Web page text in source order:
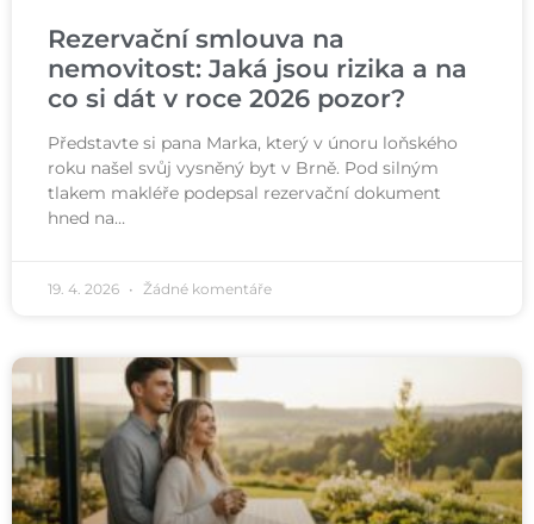
Rezervační smlouva na
nemovitost: Jaká jsou rizika a na
co si dát v roce 2026 pozor?
Představte si pana Marka, který v únoru loňského
roku našel svůj vysněný byt v Brně. Pod silným
tlakem makléře podepsal rezervační dokument
hned na…
19. 4. 2026 Žádné komentáře